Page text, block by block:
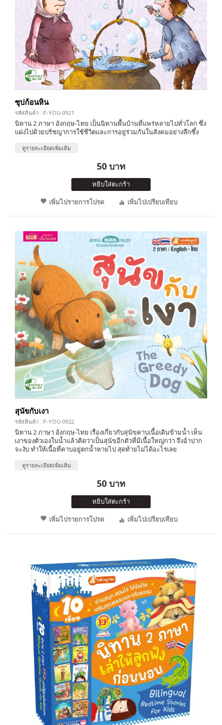
ซุปก้อนหิน
รหัสสินค้า : P-YOU-0921
นิทาน 2 ภาษา อังกฤษ-ไทย เป็นนิทานพื้นบ้านที่แพร่หลายไปทั่วโลก ซึ่ง
แฝงไปด้วยปรัชญาการใช้ชีวิตและการอยู่ร่วมกันในสังคมอย่างลึกซึ้ง
ดูรายละเอียดเพิ่มเติม
50 บาท
หยิบใส่ตะกร้า
เพิ่มไปรายการโปรด
เพิ่มไปเปรียบเทียบ
สุนัขกับเงา
รหัสสินค้า : P-YOU-0922
นิทาน 2 ภาษา อังกฤษ-ไทย เรื่องเกี่ยวกับสุนัขคาบเนื้อเดินข้ามน้ำ เห็น
เงาของตัวเองในน้ำแล้วคิดว่าเป็นสุนัขอีกตัวที่มีเนื้อใหญ่กว่า จึงอ้าปาก
จะงับ ทำให้เนื้อที่คาบอยู่ตกน้ำหายไป สุดท้ายไม่ได้อะไรเลย
ดูรายละเอียดเพิ่มเติม
50 บาท
หยิบใส่ตะกร้า
เพิ่มไปรายการโปรด
เพิ่มไปเปรียบเทียบ